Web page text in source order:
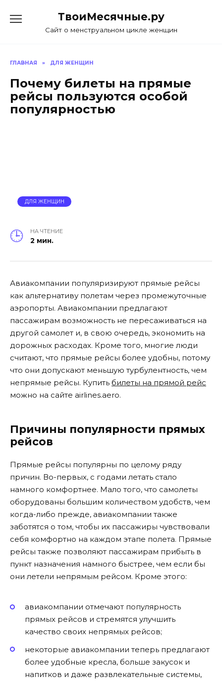
ТвоиМесячные.ру
Сайт о менструальном цикле женщин
ГЛАВНАЯ » ДЛЯ ЖЕНЩИН
Почему билеты на прямые
рейсы пользуются особой
популярностью
ДЛЯ ЖЕНЩИН
НА ЧТЕНИЕ
2 мин.
Авиакомпании популяризируют прямые рейсы
как альтернативу полетам через промежуточные
аэропорты. Авиакомпании предлагают
пассажирам возможность не пересаживаться на
другой самолет и, в свою очередь, экономить на
дорожных расходах. Кроме того, многие люди
считают, что прямые рейсы более удобны, потому
что они допускают меньшую турбулентность, чем
непрямые рейсы. Купить билеты на прямой рейс
можно на сайте airlines.aero.
Причины популярности прямых
рейсов
Прямые рейсы популярны по целому ряду
причин. Во-первых, с годами летать стало
намного комфортнее. Мало того, что самолеты
оборудованы большим количеством удобств, чем
когда-либо прежде, авиакомпании также
заботятся о том, чтобы их пассажиры чувствовали
себя комфортно на каждом этапе полета. Прямые
рейсы также позволяют пассажирам прибыть в
пункт назначения намного быстрее, чем если бы
они летели непрямым рейсом. Кроме этого:
авиакомпании отмечают популярность
прямых рейсов и стремятся улучшить
качество своих непрямых рейсов;
некоторые авиакомпании теперь предлагают
более удобные кресла, больше закусок и
напитков и даже развлекательные системы,